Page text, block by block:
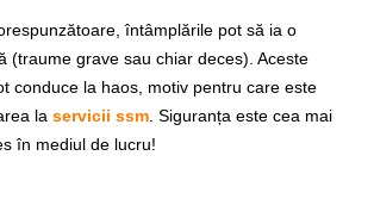
întâmplările pot să ia o
(traume grave sau chiar deces). Aceste
conduce la haos, motiv pentru care este
la servicii ssm. Siguranța este cea mai
în mediul de lucru!